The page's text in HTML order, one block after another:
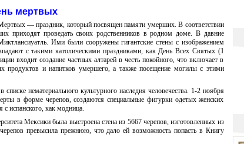
мертвых
— праздник, который посвящен памяти умерших. В соответствии
приходят проведать своих родственников в родном доме. В давние
Ими были сооружены гигантские стены с изображением
с такими католическими праздниками, как День Всех Святых (1
входит создание частных алтарей в честь покойного, что включает в
продуктов и напитков умершего, а также посещение могилы с этими
нематериального культурного наследия человечества. 1-2 ноября
в форме черепов, создаются специальные фигурки одетых женских
с испанского, как модница.
Мексики была выстроена стена из 5667 черепов, изготовленных из
превысила прежнюю, что дало ей возможность попасть в Книгу